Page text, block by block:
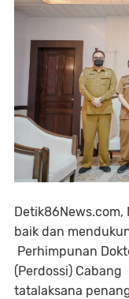
Detik86News.com,
baik dan
Perhimpunan
(Perdossi)
tatalaksana